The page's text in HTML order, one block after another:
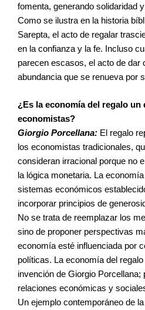
fomenta, generando solidaridad
Como se ilustra en la historia
Sarepta, el acto de regalar
en la confianza y la fe. Incluso
parecen escasos, el acto de dar
abundancia que se renueva por
¿Es la economía del regalo un
economistas?
Giorgio Porcellana: El regalo
los economistas tradicionales,
consideran irracional porque no
la lógica monetaria. La
sistemas económicos
incorporar principios de
No se trata de reemplazar los
sino de proponer perspectivas
economía esté influenciada por
políticas. La economía del
invención de Giorgio Porcellana;
relaciones económicas y
Un ejemplo contemporáneo de